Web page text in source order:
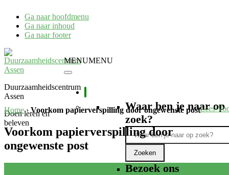
Ga naar hoofdmenu
Ga naar inhoud
Ga naar footer
Duurzaamheidscentrum
Assen
Doen leren en
beleven
MENUMENU
Waar ben je naar op
zoek?
Bezoek ons
Lees
Home› Voorkom papierverspilling door ongewenste post
Voorkom papierverspilling door
ongewenste post